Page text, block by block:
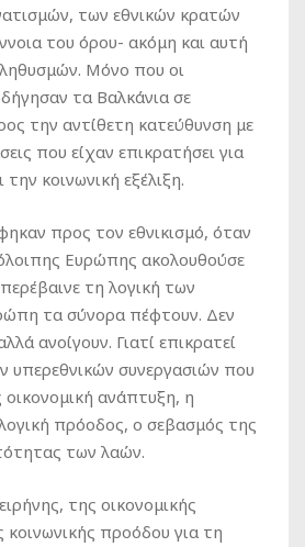
των εθνικών κρατών
του όρου- ακόμη και αυτή
Μόνο που οι
τα Βαλκάνια σε
την αντίθετη κατεύθυνση με
που είχαν επικρατήσει για
την κοινωνική εξέλιξη.
προς τον εθνικισμό, όταν
Ευρώπης ακολουθούσε
τη λογική των
τα σύνορα πέφτουν. Δεν
ανοίγουν. Γιατί επικρατεί
υπερεθνικών συνεργασιών που
οικονομική ανάπτυξη, η
πρόοδος, ο σεβασμός της
των λαών.
της οικονομικής
προόδου για τη